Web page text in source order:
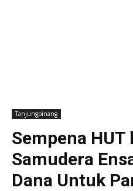
Tanjungpinang
Sempena HUT
Samudera
Dana Untuk